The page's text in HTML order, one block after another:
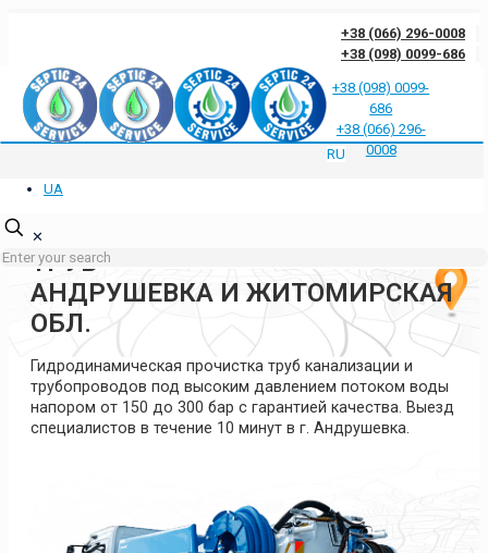
+38 (066) 296-0008
+38 (098) 0099-686
Отзывы клиентов о нас Ответы на частые вопросы Блог
Контакты
Политика конфиденциальности
+38 (098) 0099-
686
+38 (066) 296-
0008
RU
UA
✕
ГИДРОДИНАМИЧЕСКАЯ
ПРОЧИСТКА КАНАЛИЗАЦИИ И
ТРУБ
АНДРУШЕВКА И ЖИТОМИРСКАЯ
ОБЛ.
Гидродинамическая прочистка труб канализации и
трубопроводов под высоким давлением потоком воды
напором от 150 до 300 бар с гарантией качества. Выезд
специалистов в течение 10 минут в г. Андрушевка.